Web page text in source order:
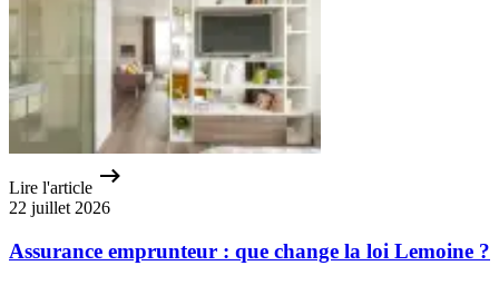
Lire l'article
22 juillet 2026
Assurance emprunteur : que change la loi Lemoine ?